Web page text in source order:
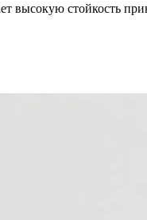
высокую стойкость